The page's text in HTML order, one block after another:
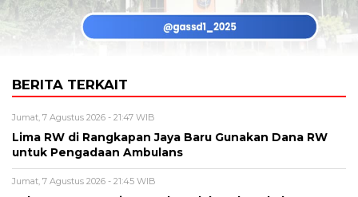
BERITA TERKAIT
Jumat, 7 Agustus 2026 - 21:47 WIB
Lima RW di Rangkapan Jaya Baru Gunakan Dana RW
untuk Pengadaan Ambulans
Jumat, 7 Agustus 2026 - 21:45 WIB